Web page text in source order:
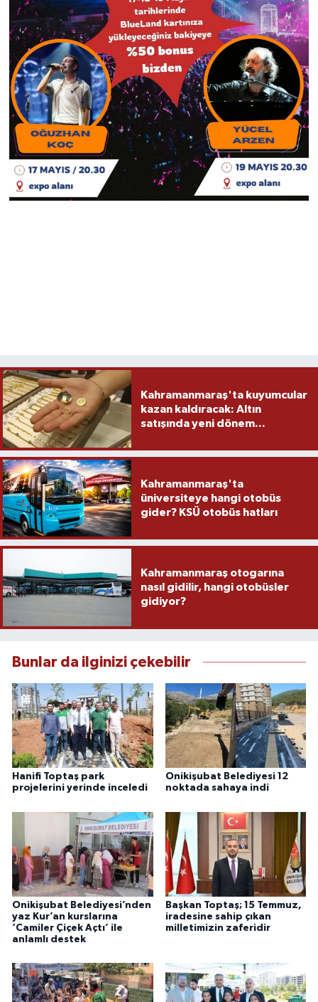
Kahramanmaraş'ta kuyumcular
kazan kaldıracak: Altın
satışında yeni dönem...
Kahramanmaraş'ta
üniversiteye hangi otobüs
gider? KSÜ otobüs hatları
Kahramanmaraş otogarına
nasıl gidilir, hangi otobüsler
gidiyor?
Bunlar da ilginizi çekebilir
Hanifi Toptaş park
projelerini yerinde inceledi
Onikişubat Belediyesi 12
noktada sahaya indi
Onikişubat Belediyesi’nden
yaz Kur’an kurslarına
‘Camiler Çiçek Açtı’ ile
anlamlı destek
Başkan Toptaş; 15 Temmuz,
iradesine sahip çıkan
milletimizin zaferidir